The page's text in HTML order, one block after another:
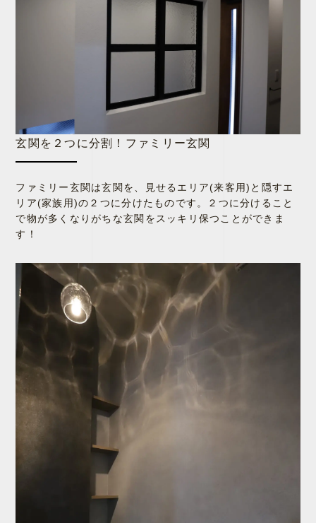
玄関を２つに分割！ファミリー玄関
ファミリー玄関は玄関を、見せるエリア(来客用)と隠すエ
リア(家族用)の２つに分けたものです。２つに分けること
で物が多くなりがちな玄関をスッキリ保つことができま
す！